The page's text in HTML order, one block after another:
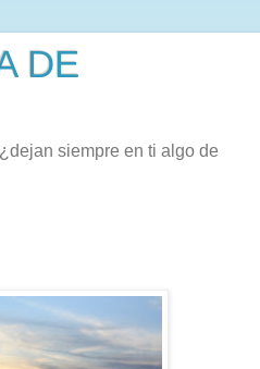
DE
siempre en ti algo de